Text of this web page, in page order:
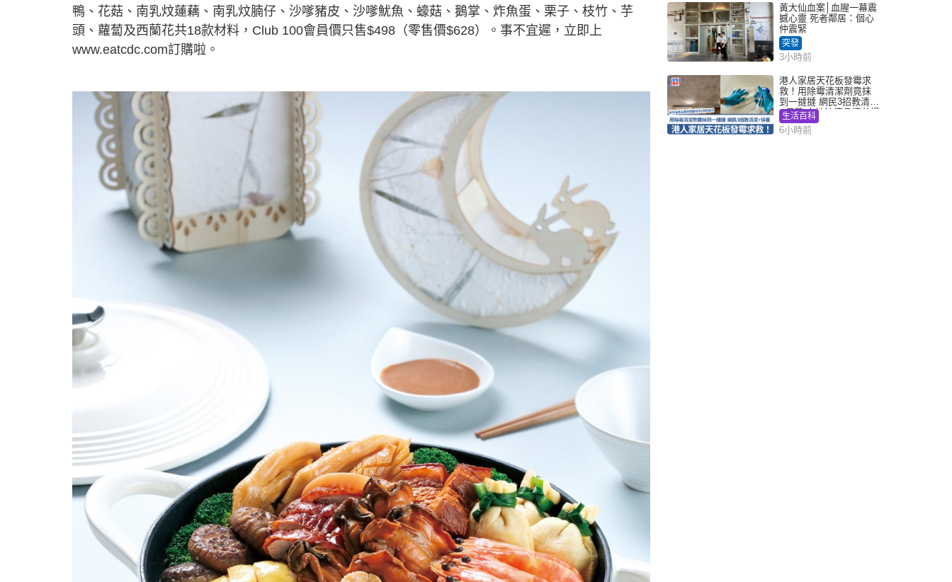
鴨、花菇、南乳炆蓮藕、南乳炆腩仔、沙嗲豬皮、沙嗲魷魚、蠔菇、鵝掌、炸魚蛋、栗子、枝竹、芋
頭、蘿蔔及西蘭花共18款材料，Club 100會員價只售$498（零售價$628）。事不宜遲，立即上
www.eatcdc.com訂購啦。
黃大仙血案│血腥一幕震
撼心靈 死者鄰居：個心
仲震緊
突發
3小時前
港人家居天花板發霉求
救！用除霉清潔劑竟抹
到一撻撻 網民3招教清潔
+保養 本地油漆品牌曾提
醒勿用1物防變色
生活百科
6小時前